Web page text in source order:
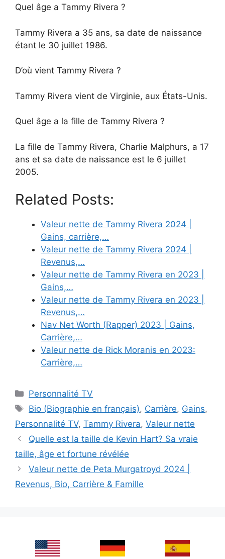
Quel âge a Tammy Rivera ?
Tammy Rivera a 35 ans, sa date de naissance
étant le 30 juillet 1986.
D’où vient Tammy Rivera ?
Tammy Rivera vient de Virginie, aux États-Unis.
Quel âge a la fille de Tammy Rivera ?
La fille de Tammy Rivera, Charlie Malphurs, a 17
ans et sa date de naissance est le 6 juillet
2005.
Related Posts:
Valeur nette de Tammy Rivera 2024 |
Gains, carrière,…
Valeur nette de Tammy Rivera 2024 |
Revenus,…
Valeur nette de Tammy Rivera en 2023 |
Gains,…
Valeur nette de Tammy Rivera en 2023 |
Revenus,…
Nav Net Worth (Rapper) 2023 | Gains,
Carrière,…
Valeur nette de Rick Moranis en 2023:
Carrière,…
Categories
Personnalité TV
Tags
Bio (Biographie en français), Carrière, Gains,
Personnalité TV, Tammy Rivera, Valeur nette
Quelle est la taille de Kevin Hart? Sa vraie
taille, âge et fortune révélée
Valeur nette de Peta Murgatroyd 2024 |
Revenus, Bio, Carrière & Famille